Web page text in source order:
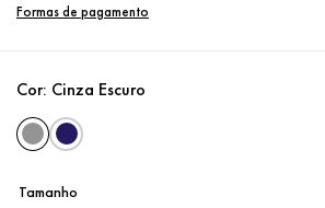
Formas de pagamento
Cor: Cinza Escuro
Tamanho